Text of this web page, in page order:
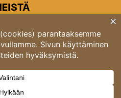
toimitus
6A 00520 Helsinki
puh. 03 4246 5318
toimitus@rondo.fi